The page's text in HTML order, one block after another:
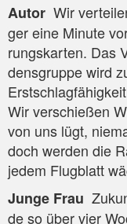
Autor Wir
ger eine Minu­te
rungs­kar­ten. Das
dens­grup­pe wird
Wir ver­schie­ßen
von uns lügt,
doch wer­den die
jedem Flug­blatt
Jun­ge Frau
de so über vier